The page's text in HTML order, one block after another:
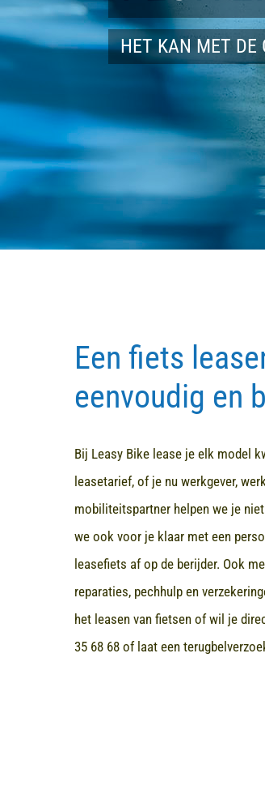
HET KAN MET DE
Een fiets
eenvoudig en
Bij Leasy Bike lease je elk model
leasetarief, of je nu werkgever,
mobiliteitspartner helpen we je
we ook voor je klaar met een
leasefiets af op de berijder. Ook
reparaties, pechhulp en
het leasen van fietsen of wil je
35 68 68of laat een